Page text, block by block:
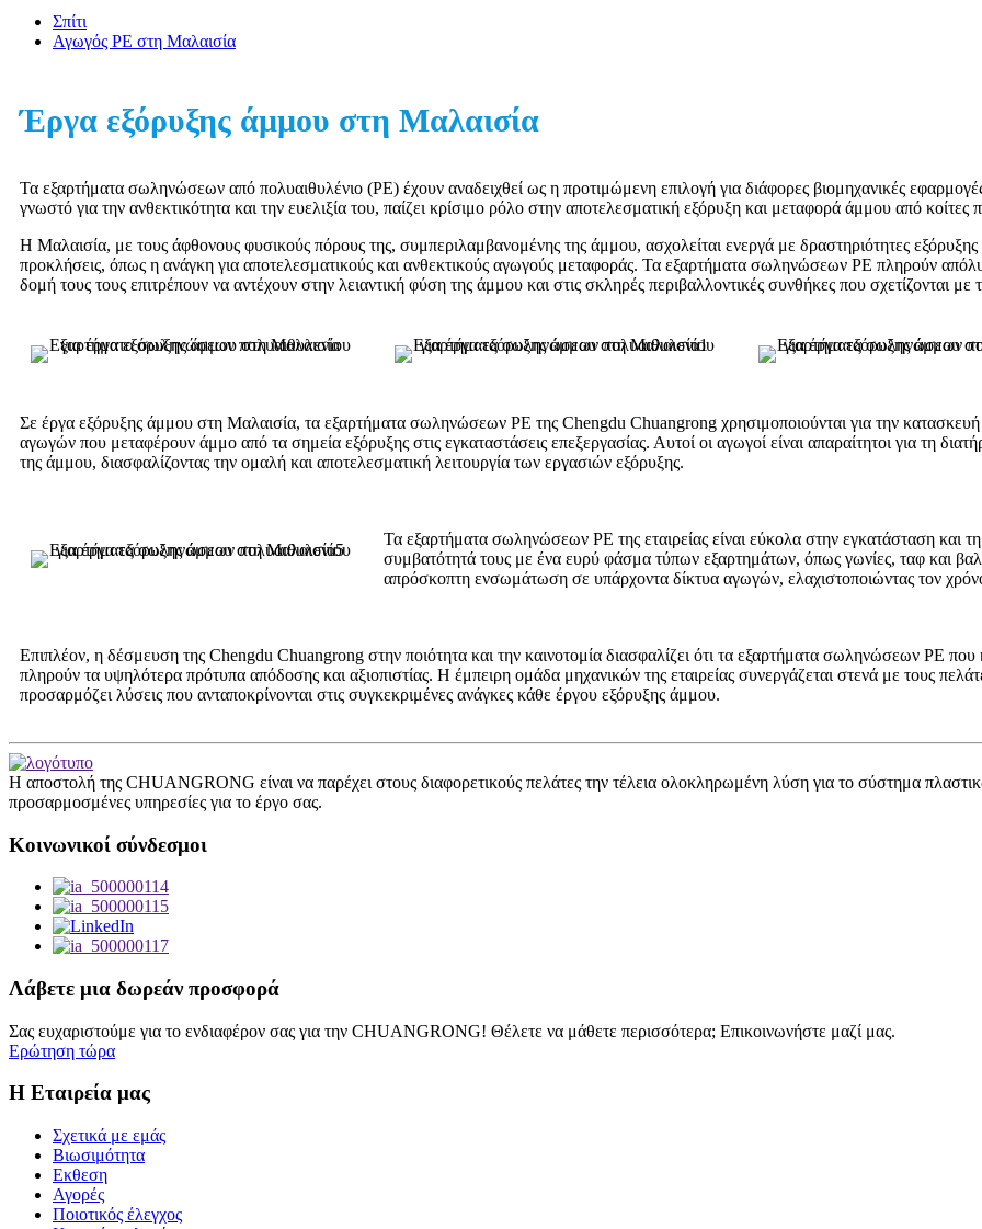
Σπίτι
Αγωγός PE στη Μαλαισία
Έργα εξόρυξης άμμου στη Μαλαισία
Τα εξαρτήματα σωληνώσεων από πολυαιθυλένιο (PE) έχουν αναδειχθεί ως η προτιμώμενη επιλογή για διάφορες βιομηχανικές
γνωστό για την ανθεκτικότητα και την ευελιξία του, παίζει κρίσιμο ρόλο στην αποτελεσματική εξόρυξη και μεταφορά άμμου από κοίτες
Η Μαλαισία, με τους άφθονους φυσικούς πόρους της, συμπεριλαμβανομένης της άμμου, ασχολείται ενεργά με δραστηριότητες
προκλήσεις, όπως η ανάγκη για αποτελεσματικούς και ανθεκτικούς αγωγούς μεταφοράς. Τα εξαρτήματα σωληνώσεων PE πληρούν
δομή τους τους επιτρέπουν να αντέχουν στην λειαντική φύση της άμμου και στις σκληρές περιβαλλοντικές συνθήκες που σχετίζονται με
Σε έργα εξόρυξης άμμου στη Μαλαισία, τα εξαρτήματα σωληνώσεων PE της Chengdu Chuangrong χρησιμοποιούνται για την
αγωγών που μεταφέρουν άμμο από τα σημεία εξόρυξης στις εγκαταστάσεις επεξεργασίας. Αυτοί οι αγωγοί είναι απαραίτητοι για τη
της άμμου, διασφαλίζοντας την ομαλή και αποτελεσματική λειτουργία των εργασιών εξόρυξης.
Τα εξαρτήματα σωληνώσεων PE της εταιρείας είναι εύκολα στην εγκατάσταση και
συμβατότητά τους με ένα ευρύ φάσμα τύπων εξαρτημάτων, όπως γωνίες, ταφ και
απρόσκοπτη ενσωμάτωση σε υπάρχοντα δίκτυα αγωγών, ελαχιστοποιώντας τον χρόνο
Επιπλέον, η δέσμευση της Chengdu Chuangrong στην ποιότητα και την καινοτομία διασφαλίζει ότι τα εξαρτήματα σωληνώσεων PE που
πληρούν τα υψηλότερα πρότυπα απόδοσης και αξιοπιστίας. Η έμπειρη ομάδα μηχανικών της εταιρείας συνεργάζεται στενά με τους
προσαρμόζει λύσεις που ανταποκρίνονται στις συγκεκριμένες ανάγκες κάθε έργου εξόρυξης άμμου.
Η αποστολή της CHUANGRONG είναι να παρέχει στους διαφορετικούς πελάτες την τέλεια ολοκληρωμένη λύση για το σύστημα
προσαρμοσμένες υπηρεσίες για το έργο σας.
Κοινωνικοί σύνδεσμοι
Λάβετε μια δωρεάν προσφορά
Σας ευχαριστούμε για το ενδιαφέρον σας για την CHUANGRONG! Θέλετε να μάθετε περισσότερα; Επικοινωνήστε μαζί μας.
Ερώτηση τώρα
Η Εταιρεία μας
Σχετικά με εμάς
Βιωσιμότητα
Εκθεση
Αγορές
Ποιοτικός έλεγχος